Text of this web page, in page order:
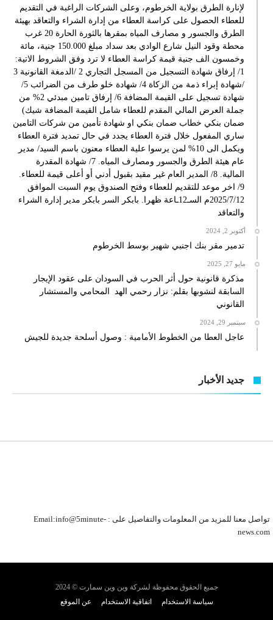
لإنارة الطرق بولاية الخرطوم، وعلى الشركات الراغبة في التقديم
للعطاء الحصول على كراسة العطاء من إدارة الشراء والتعاقد بهيئة
الطرق والجسور و مصارف المياه بمقرها بالثورة الحارة 20 غرب
محطة وقود النيل شارع الوادي بعد سداد مبلغ 150.000 جنية، مائة
وخمسون الف جنية قيمة كراسة العطاء لا ترد وفق الشروط الاتية:
1/ إرفاق شهادة التسجيل من المسجل التجاري 2 /الدمغة القانونية 3
/شهادة إبراء ذمة من الزكاة 4/ شهادة خلو طرف من الضرائب 5/
شهادة تسجيل على القيمة المضافة 6/ إرفاق تامين مبدئي 2% من
جملة العرض المالي المقدم للعطاء شامل القيمة المضافة شيك)
ضمان بنكي خطاب ضمان بنكي او شهادة تأمين من شركات التامين
ساري المفعول خلال فترة العطاء يجدد في حال تمديد فترة العطاء
ويكمل الى 10% لمن يرسوا علية العطاء معنون باسم السيد/ مدير
عام هيئة الطرق والجسور ومصارف المياه. 7/ شهادة المقدرة
المالية. 8/ المدير العام غير مقيد بقبول أدني أو أعلى قيمة للعطاء.
9/ اخر موعد للتقديم للعطاء وفتح الصندوق يوم السبت الموافق
2025/7/12م السـ12ـاعة ظهرا. بابكر السر بابكر مدير إدارة الشراء
والتعاقد
أكتوبر 2, 2024
تدمير مقر بنك اجنبي شهير بوسط الخرطوم
مايو 27, 2025
مذكرة قانونية حول أثر الحرب في السودان على عقود الإيجار
السابقة لنشوبها بقلم: نزار رحمي الهد المحامي والمستشار
القانوني
سبتمبر 29, 2024
عاجل العطا من الخطوط الأمامية : وصول أسلحة جديدة للجيش
جديد الأخبار
تواصل معنا للمزيد من المعلومات والتفاصيل على : Email:info@5minute-
news.com
جميع الحقوق محفوظة لشركة وين وين سمارت © 2024
سياسة الاستخدام
اتفاقية الاستخدام عن الموقع